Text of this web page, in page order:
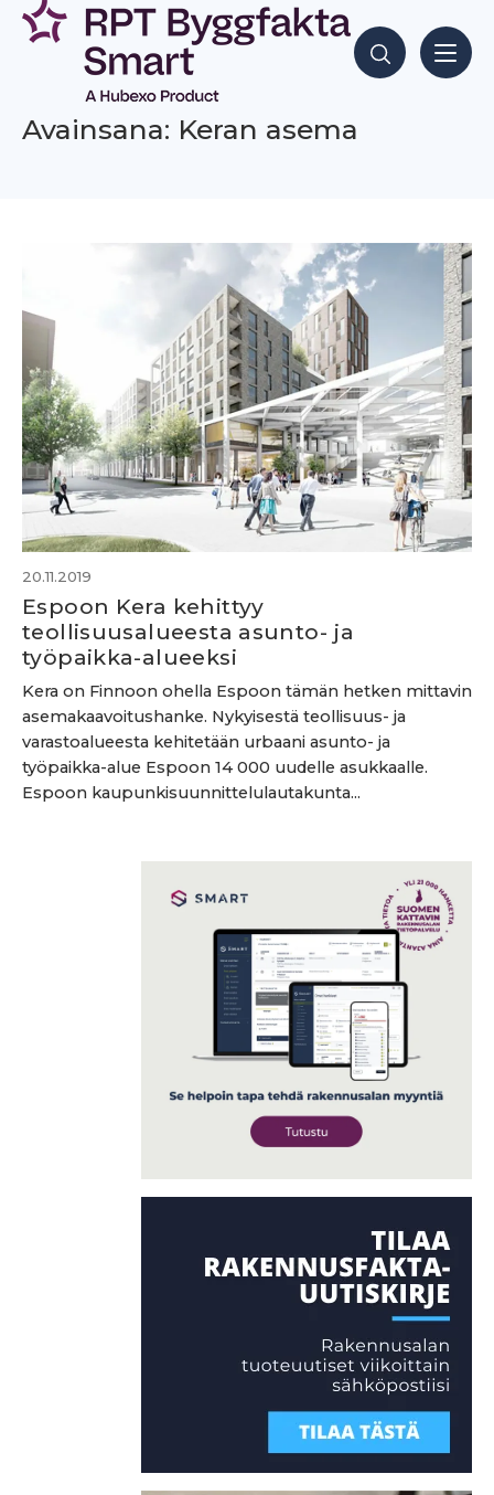
Siirry
sisältöön
Hae sisältöjä
Avainsana: Keran asema
20.11.2019
Espoon Kera kehittyy
teollisuusalueesta asunto- ja
työpaikka-alueeksi
Kera on Finnoon ohella Espoon tämän hetken mittavin
asemakaavoitushanke. Nykyisestä teollisuus- ja
varastoalueesta kehitetään urbaani asunto- ja
työpaikka-alue Espoon 14 000 uudelle asukkaalle.
Espoon kaupunkisuunnittelulautakunta...